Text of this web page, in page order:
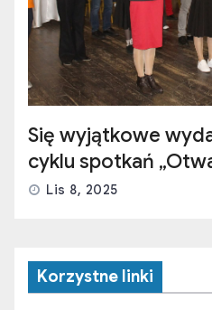
Się wyjątkowe
cyklu spotkań
Lis 8, 2025
Korzystne linki